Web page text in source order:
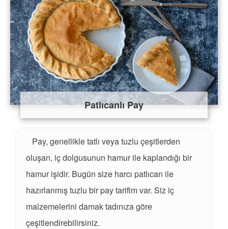
Patlıcanlı Pay
Pay, genellikle tatlı veya tuzlu çeşitlerden
oluşan, iç dolgusunun hamur ile kaplandığı bir
hamur işidir. Bugün size harcı patlıcan ile
hazırlanmış tuzlu bir pay tarifim var. Siz iç
malzemelerini damak tadınıza göre
çeşitlendirebilirsiniz.